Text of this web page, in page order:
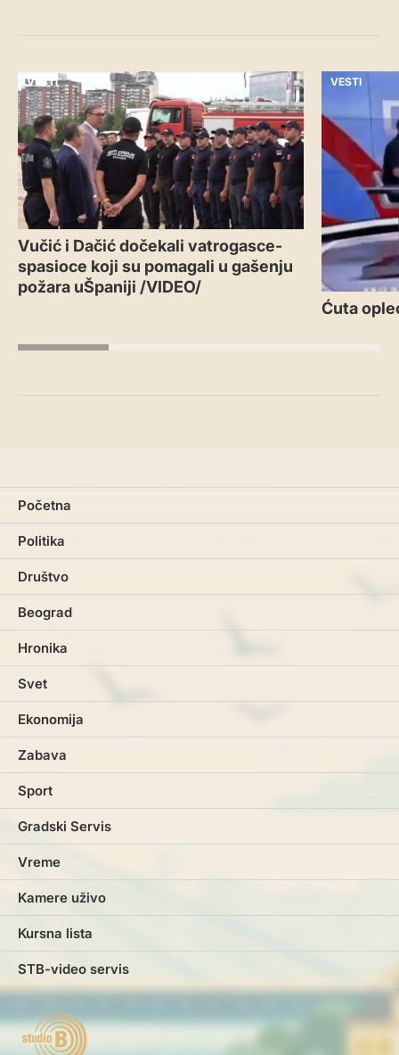
VESTI
Vučić i Dačić dočekali vatrogasce-
spasioce koji su pomagali u gašenju
požara uŠpaniji /VIDEO/
VESTI
Ćuta
Početna
Politika
Društvo
Beograd
Hronika
Svet
Ekonomija
Zabava
Sport
Gradski Servis
Vreme
Kamere uživo
Kursna lista
STB-video servis